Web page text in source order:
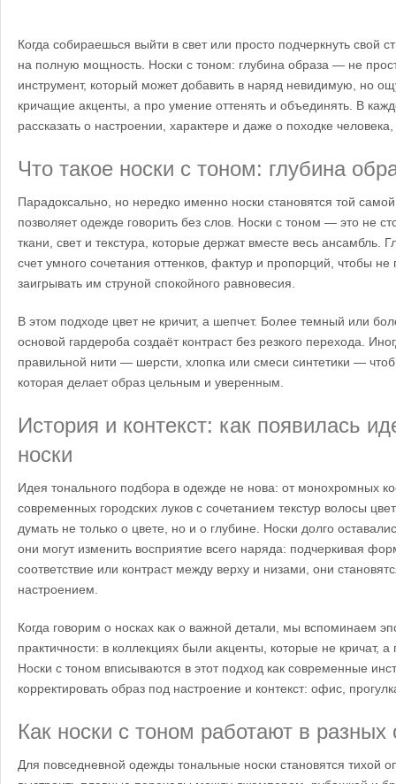
Когда собираешься выйти в свет или просто подчеркнуть свой
на полную мощность. Носки с тоном: глубина образа — не
инструмент, который может добавить в наряд невидимую, но
кричащие акценты, а про умение оттенять и объединять. В
рассказать о настроении, характере и даже о походке
Что такое носки с тоном: глубина
Парадоксально, но нередко именно носки становятся той
позволяет одежде говорить без слов. Носки с тоном — это не
ткани, свет и текстура, которые держат вместе весь ансамбль.
счет умного сочетания оттенков, фактур и пропорций, чтобы не
заигрывать им струной спокойного равновесия.
В этом подходе цвет не кричит, а шепчет. Более темный или
основой гардероба создаёт контраст без резкого перехода.
правильной нити — шерсти, хлопка или смеси синтетики —
которая делает образ цельным и уверенным.
История и контекст: как появилась
носки
Идея тонального подбора в одежде не нова: от монохромных
современных городских луков с сочетанием текстур волосы
думать не только о цвете, но и о глубине. Носки долго
они могут изменить восприятие всего наряда: подчеркивая
соответствие или контраст между верху и низами, они
настроением.
Когда говорим о носках как о важной детали, мы вспоминаем
практичности: в коллекциях были акценты, которые не кричат,
Носки с тоном вписываются в этот подход как современные
корректировать образ под настроение и контекст: офис,
Как носки с тоном работают в разных
Для повседневной одежды тональные носки становятся тихой